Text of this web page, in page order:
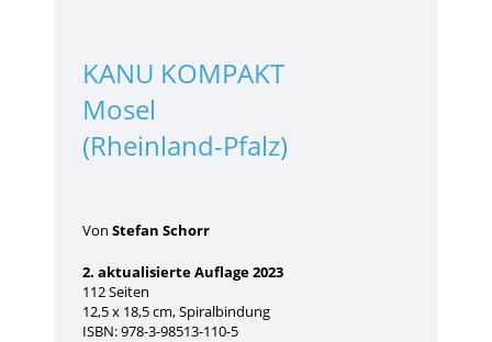
KANU KOMPAKT
Mosel
(Rheinland-Pfalz)
Von Stefan Schorr
2. aktualisierte Auflage 2023
112 Seiten
12,5 x 18,5 cm, Spiralbindung
ISBN: 978-3-98513-110-5